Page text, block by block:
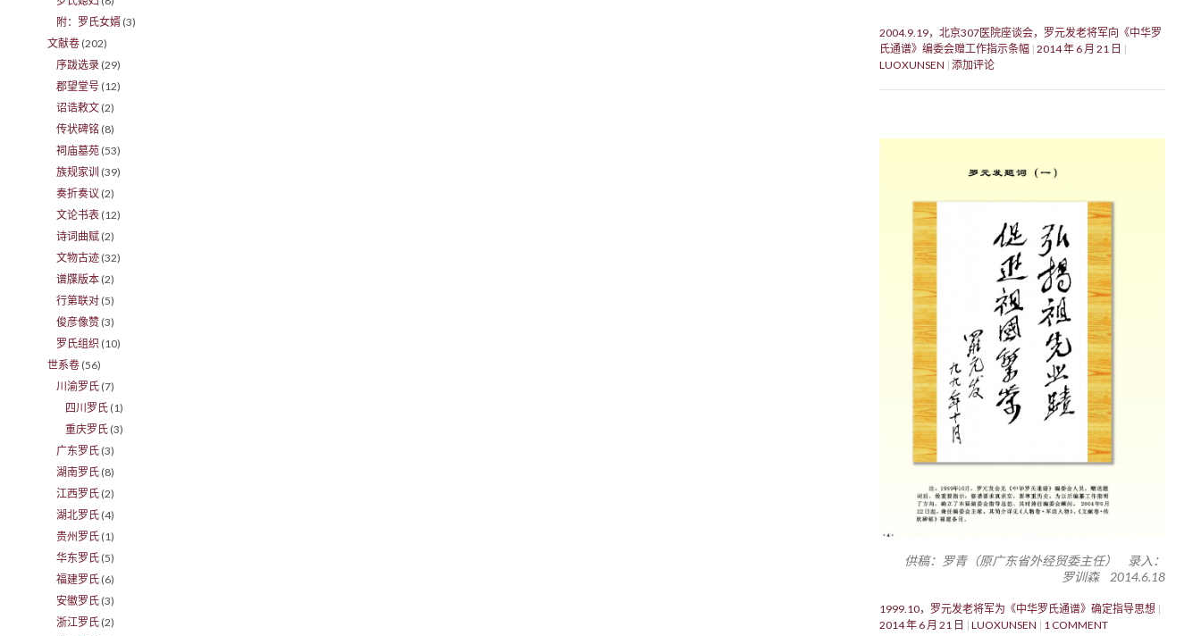
2004.9.19，北京307医院座谈会，罗元发老将军向《中华罗
氏通谱》编委会赠工作指示条幅 2014 年 6 月 21 日
LUOXUNSEN 添加评论
供稿：罗青（原广东省外经贸委主任） 录入：
罗训森 2014.6.18
1999.10，罗元发老将军为《中华罗氏通谱》确定指导思想
2014 年 6 月 21 日
LUOXUNSEN 1 COMMENT
附：罗氏女婿 (3)
文献卷 (202)
序跋选录 (29)
郡望堂号 (12)
诏诰敕文 (2)
传状碑铭 (8)
祠庙墓苑 (53)
族规家训 (39)
奏折奏议 (2)
文论书表 (12)
诗词曲赋 (2)
文物古迹 (32)
谱牒版本 (2)
行第联对 (5)
俊彦像赞 (3)
罗氏组织 (10)
世系卷 (56)
川渝罗氏 (7)
四川罗氏 (1)
重庆罗氏 (3)
广东罗氏 (3)
湖南罗氏 (8)
江西罗氏 (2)
湖北罗氏 (4)
贵州罗氏 (1)
华东罗氏 (5)
福建罗氏 (6)
安徽罗氏 (3)
浙江罗氏 (2)